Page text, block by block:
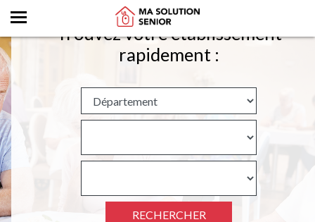
Trouvez votre établissement
rapidement :
RECHERCHER